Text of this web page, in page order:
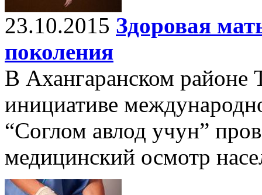
23.10.2015 Здоровая
поколения
В Ахангаранском районе
инициативе
“Соглом авлод учун”
медицинский осмотр